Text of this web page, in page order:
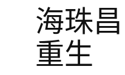
海珠
重生